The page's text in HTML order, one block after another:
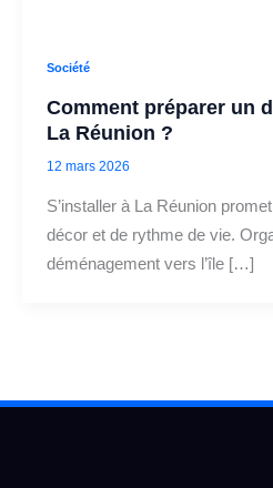
Société
Comment préparer un
La Réunion ?
12 mars 2026
S’installer à La Réunion
décor et de rythme de vie.
déménagement vers l’île […]